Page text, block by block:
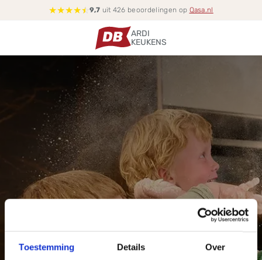
Toestemming Details Over
★★★★☆9,7 uit 426 beoordelingen op Qasa.nl
ARDI
KEUKENS